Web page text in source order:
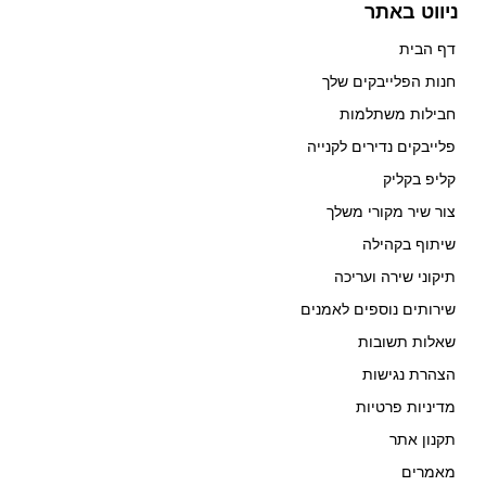
ניווט באתר
דף הבית
חנות הפלייבקים שלך
חבילות משתלמות
פלייבקים נדירים לקנייה
קליפ בקליק
צור שיר מקורי משלך
שיתוף בקהילה
תיקוני שירה ועריכה
שירותים נוספים לאמנים
שאלות תשובות
הצהרת נגישות
מדיניות פרטיות
תקנון אתר
מאמרים